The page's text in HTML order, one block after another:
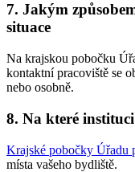
7. Jakým
situace
Na krajskou pobočku
kontaktní pracoviště se
nebo osobně.
8. Na které
Krajské pobočky Úřadu
místa vašeho bydliště.